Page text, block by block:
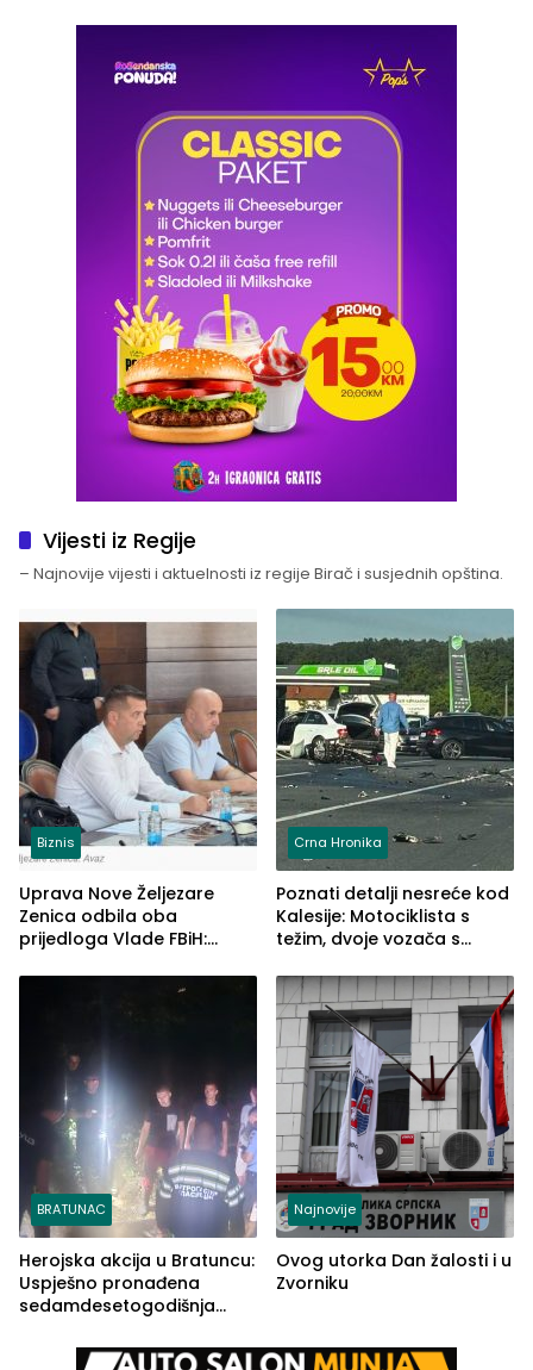
Vijesti iz Regije
– Najnovije vijesti i aktuelnosti iz regije Birač i susjednih opština.
Biznis
Uprava Nove Željezare
Zenica odbila oba
prijedloga Vlade FBiH:
rješenje
Crna Hronika
Poznati detalji nesreće kod
Kalesije: Motociklista s
težim, dvoje vozača s
BRATUNAC
Herojska akcija u Bratuncu:
Uspješno pronađena
sedamdesetogodišnja
Kravice.
Najnovije
Ovog utorka Dan žalosti i u
Zvorniku